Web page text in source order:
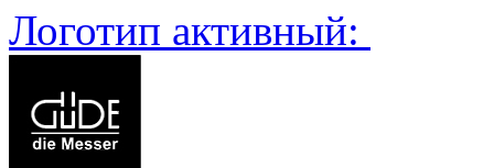
Логотип активный: